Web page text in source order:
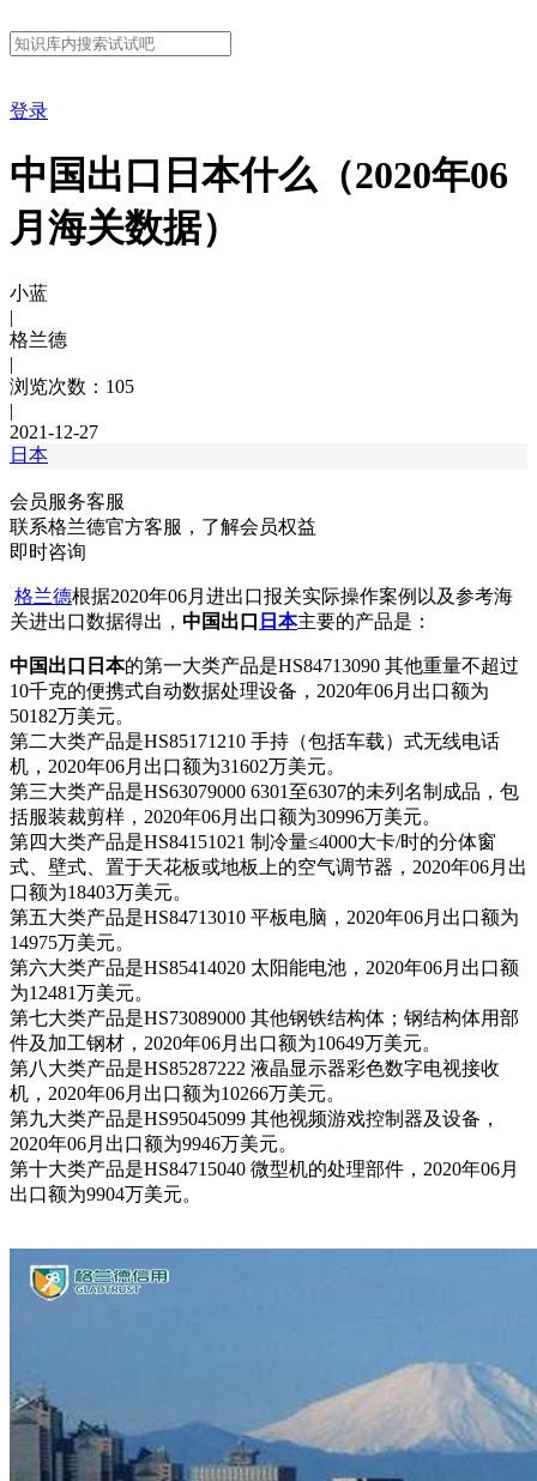
登录
中国出口日本什么（2020年06
月海关数据）
小蓝
|
格兰德
|
浏览次数：105
|
2021-12-27
日本
会员服务客服
联系格兰德官方客服，了解会员权益
即时咨询
格兰德根据2020年06月进出口报关实际操作案例以及参考海
关进出口数据得出， 中国出口 日本主要的产品是：
中国出口日本的第一大类产品是HS84713090 其他重量不超过
10千克的便携式自动数据处理设备，2020年06月出口额为
50182万美元。
第二大类产品是HS85171210 手持（包括车载）式无线电话
机，2020年06月出口额为31602万美元。
第三大类产品是HS63079000 6301至6307的未列名制成品，包
括服装裁剪样，2020年06月出口额为30996万美元。
第四大类产品是HS84151021 制冷量≤4000大卡/时的分体窗
式、壁式、置于天花板或地板上的空气调节器，2020年06月出
口额为18403万美元。
第五大类产品是HS84713010 平板电脑，2020年06月出口额为
14975万美元。
第六大类产品是HS85414020 太阳能电池，2020年06月出口额
为12481万美元。
第七大类产品是HS73089000 其他钢铁结构体；钢结构体用部
件及加工钢材，2020年06月出口额为10649万美元。
第八大类产品是HS85287222 液晶显示器彩色数字电视接收
机，2020年06月出口额为10266万美元。
第九大类产品是HS95045099 其他视频游戏控制器及设备，
2020年06月出口额为9946万美元。
第十大类产品是HS84715040 微型机的处理部件，2020年06月
出口额为9904万美元。